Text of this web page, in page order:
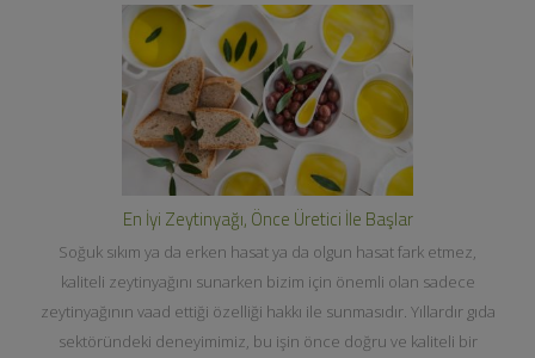
En İyi Zeytinyağı, Önce Üretici İle Başlar
Soğuk sıkım ya da erken hasat ya da olgun hasat fark etmez,
kaliteli zeytinyağını sunarken bizim için önemli olan sadece
zeytinyağının vaad ettiği özelliği hakkı ile sunmasıdır. Yıllardır gıda
sektöründeki deneyimimiz, bu işin önce doğru ve kaliteli bir